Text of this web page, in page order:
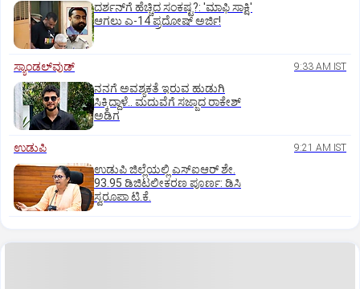
ದರ್ಶನ್‌ಗೆ ಹೆಚ್ಚಿದ ಸಂಕಷ್ಟ?: 'ಮಾಫಿ ಸಾಕ್ಷಿ'
ಆಗಲು ಎ-14 ಪ್ರದೋಷ್ ಅರ್ಜಿ!
ಸ್ಯಾಂಡಲ್‌ವುಡ್‌ 9:33 AM IST
ನನಗೆ ಅವಶ್ಯಕತೆ ಇರುವ ಹುಡುಗಿ
ಸಿಕ್ಕಿದ್ದಾಳೆ.. ಮದುವೆಗೆ ಸಜ್ಜಾದ ರಾಕೇಶ್
ಅಡಿಗ
ಉಡುಪಿ 9:21 AM IST
ಉಡುಪಿ ಜಿಲ್ಲೆಯಲ್ಲಿ ಎಸ್‌ಐಆರ್‌ ಶೇ.
93.95 ಡಿಜಿಟಲೀಕರಣ ಪೂರ್ಣ: ಡಿಸಿ
ಸ್ವರೂಪಾ ಟಿ.ಕೆ.